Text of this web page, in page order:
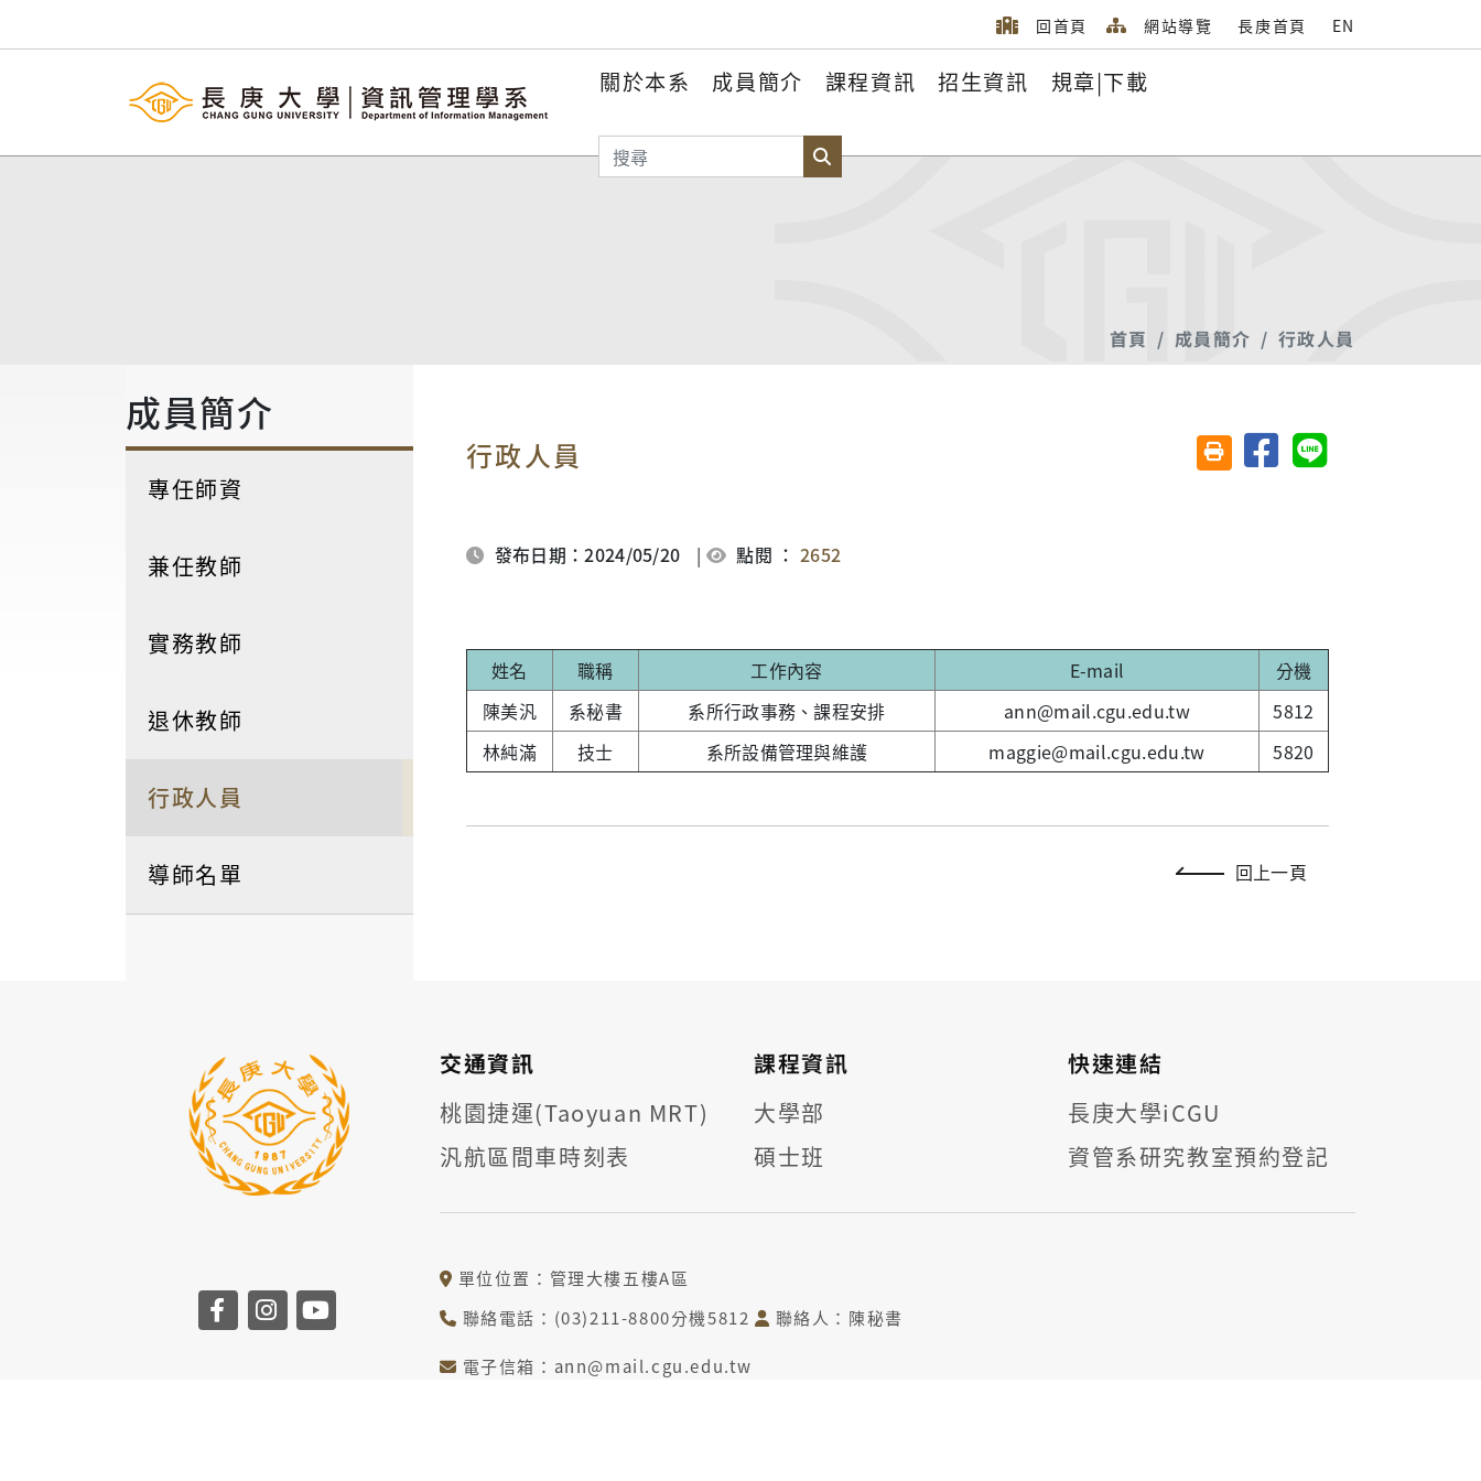
回首頁 網站導覽 長庚首頁 EN
關於本系 成員簡介 課程資訊 招生資訊 規章|下載
搜尋
首頁 成員簡介 行政人員
成員簡介
專任師資
兼任教師
實務教師
退休教師
行政人員
導師名單
行政人員 友善列印(另開視窗)
分享至臉書分享至 Line
發布日期：2024/05/20 | 點閱 ：2652
姓名 職稱 工作內容 E-mail
分機
陳美汎
系秘書 系所行政事務、課程安排 ann@mail.cgu.edu.tw
5812
林純滿
技士 系所設備管理與維護 maggie@mail.cgu.edu.tw 5820
回上一頁
交通資訊
桃園捷運(Taoyuan MRT)
汎航區間車時刻表
課程資訊
大學部
碩士班
快速連結
長庚大學iCGU
資管系研究教室預約登記
單位位置：管理大樓五樓A區
聯絡電話：(03)211-8800分機5812
聯絡人：陳秘書
電子信箱：ann@mail.cgu.edu.tw